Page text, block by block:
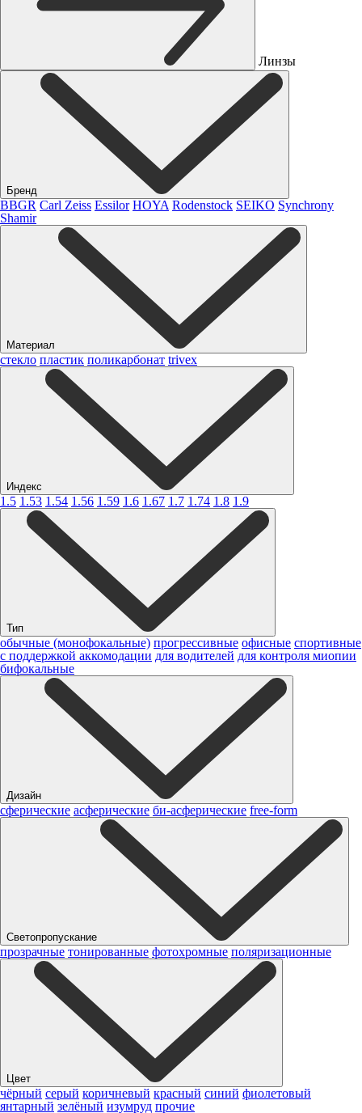
Линзы
Бренд
BBGR Carl Zeiss Essilor HOYA Rodenstock SEIKO Synchrony
Shamir
Материал
стекло пластик поликарбонат trivex
Индекс
1.5 1.53 1.54 1.56 1.59 1.6 1.67 1.7 1.74 1.8 1.9
Тип
обычные (монофокальные) прогрессивные офисные спортивные
с поддержкой аккомодации для водителей для контроля миопии
бифокальные
Дизайн
сферические асферические би-асферические free-form
Светопропускание
прозрачные тонированные фотохромные поляризационные
Цвет
чёрный серый коричневый красный синий фиолетовый
янтарный зелёный изумруд прочие